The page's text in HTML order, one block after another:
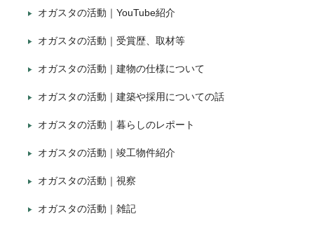
オガスタの活動｜YouTube紹介
オガスタの活動｜受賞歴、取材等
オガスタの活動｜建物の仕様について
オガスタの活動｜建築や採用についての話
オガスタの活動｜暮らしのレポート
オガスタの活動｜竣工物件紹介
オガスタの活動｜視察
オガスタの活動｜雑記